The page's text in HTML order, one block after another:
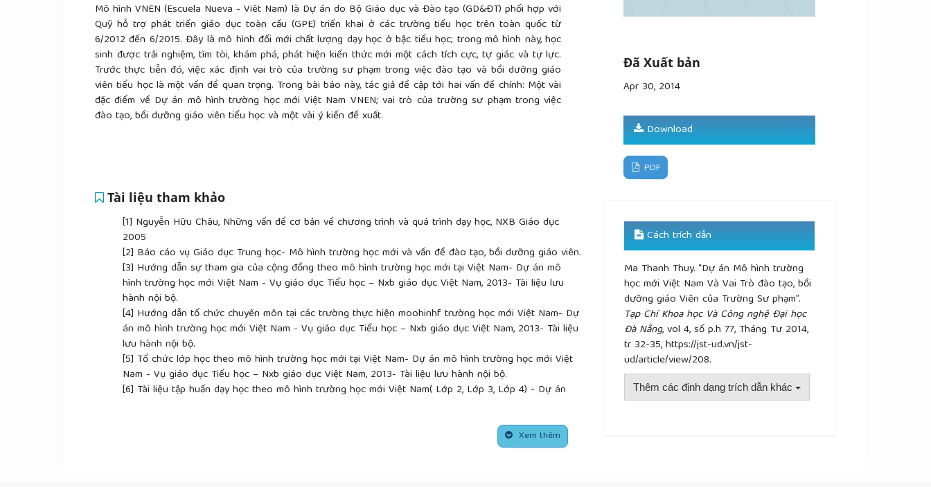
Mô hình VNEN (Escuela Nueva - Viêt Nam) là Dự án do Bộ Giáo dục và Đào tạo (GD&ĐT) phối hợp với
Quỹ hỗ trợ phát triển giáo dục toàn cầu (GPE) triển khai ở các trường tiểu học trên toàn quốc từ
6/2012 đến 6/2015. Đây là mô hình đổi mới chất lượng dạy học ở bậc tiểu học; trong mô hình này, học
sinh được trải nghiệm, tìm tòi, khám phá, phát hiện kiến thức mới một cách tích cực, tự giác và tự lực.
Trước thực tiễn đó, việc xác định vai trò của trường sư phạm trong việc đào tạo và bồi dưỡng giáo
viên tiểu học là một vấn đề quan trọng. Trong bài báo này, tác giả đề cập tới hai vấn đề chính: Một vài
đặc điểm về Dự án mô hình trường học mới Việt Nam VNEN; vai trò của trường sư phạm trong việc
đào tạo, bồi dưỡng giáo viên tiểu học và một vài ý kiến đề xuất.
Tài liệu tham khảo
[1] Nguyễn Hữu Châu, Những vấn đề cơ bản về chương trình và quá trình dạy học, NXB Giáo dục
2005
[2] Báo cáo vụ Giáo dục Trung học- Mô hình trường học mới và vấn đề đào tạo, bồi dưỡng giáo viên.
[3] Hướng dẫn sự tham gia của cộng đồng theo mô hình trường học mới tại Việt Nam- Dự án mô
hình trường học mới Việt Nam - Vụ giáo dục Tiểu học – Nxb giáo dục Việt Nam, 2013- Tài liệu lưu
hành nội bộ.
[4] Hướng dẫn tổ chức chuyên môn tại các trường thực hiện moohinhf trường học mới Việt Nam- Dự
án mô hình trường học mới Việt Nam - Vụ giáo dục Tiểu học – Nxb giáo dục Việt Nam, 2013- Tài liệu
lưu hành nội bộ.
[5] Tổ chức lớp học theo mô hình trường học mới tại Việt Nam- Dự án mô hình trường học mới Việt
Nam - Vụ giáo dục Tiểu học – Nxb giáo dục Việt Nam, 2013- Tài liệu lưu hành nội bộ.
[6] Tài liệu tập huấn dạy học theo mô hình trường học mới Việt Nam( Lớp 2, Lớp 3, Lớp 4) - Dự án
Trường Đại học Sư phạm Đà Nẵng (2009), Trường Đại học Sư phạm Đà Nẵng (2013), Chương trình
Thứ trưởng Giáo dục nói về trường học mới, 28/8/2013
Xem thêm
Đã Xuất bản
Apr 30, 2014
Download
PDF
Cách trích dẫn
Ma Thanh Thuy. “Dự án Mô hình trường
học mới Việt Nam Và Vai Trò đào tạo, bồi
dưỡng giáo Viên của Trường Sư phạm”.
Tạp Chí Khoa học Và Công nghệ Đại học
Đà Nẵng, vol 4, số p.h 77, Tháng Tư 2014,
tr 32-35, https://jst-ud.vn/jst-
ud/article/view/208.
Thêm các định dạng trích dẫn khác